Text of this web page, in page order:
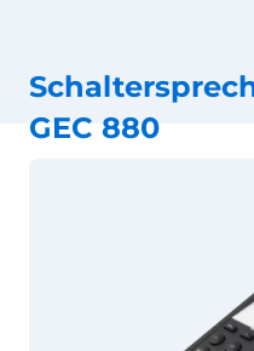
GEC 880